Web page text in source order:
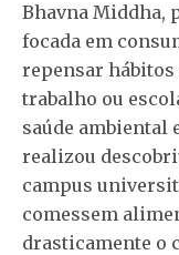
Bhavna Middha,
focada em
repensar hábitos
trabalho ou
saúde ambiental
realizou
campus
comessem
drasticamente o